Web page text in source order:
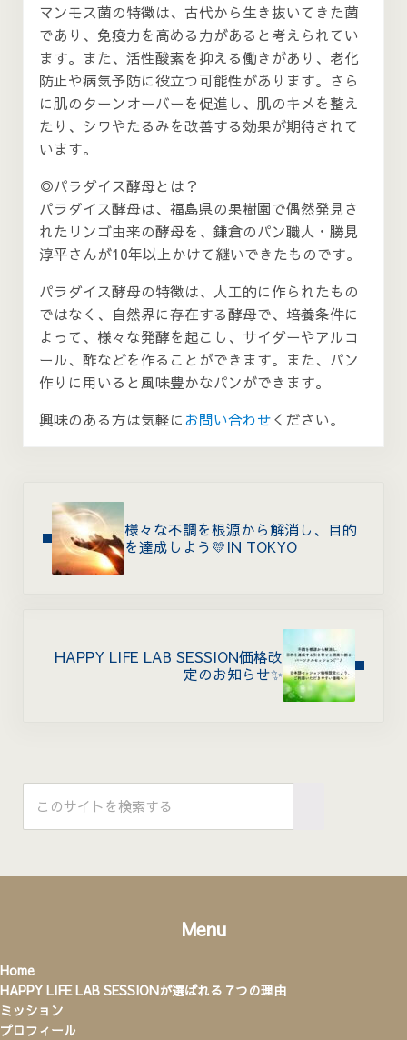
マンモス菌の特徴は、古代から生き抜いてきた菌
であり、免疫力を高める力があると考えられてい
ます。また、活性酸素を抑える働きがあり、老化
防止や病気予防に役立つ可能性があります。さら
に肌のターンオーバーを促進し、肌のキメを整え
たり、シワやたるみを改善する効果が期待されて
います。
◎パラダイス酵母とは？
パラダイス酵母は、福島県の果樹園で偶然発見さ
れたリンゴ由来の酵母を、鎌倉のパン職人・勝見
淳平さんが10年以上かけて継いできたものです。
パラダイス酵母の特徴は、人工的に作られたもの
ではなく、自然界に存在する酵母で、培養条件に
よって、様々な発酵を起こし、サイダーやアルコ
ール、酢などを作ることができます。また、パン
作りに用いると風味豊かなパンができます。
興味のある方は気軽にお問い合わせください。
様々な不調を根源から解消し、目的
を達成しよう💛IN TOKYO
HAPPY LIFE LAB SESSION価格改
定のお知らせ✨
Sidebar
Menu
Home
HAPPY LIFE LAB SESSIONが選ばれる７つの理由
ミッション
プロフィール